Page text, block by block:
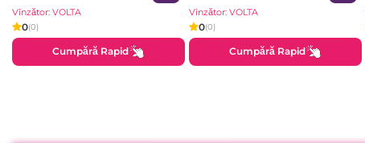
Vînzător: VOLTA
0(0)
Cumpără Rapid
Vînzător: VOLTA
0(0)
Cumpără Rapid